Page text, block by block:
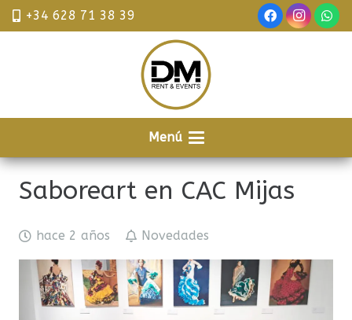
+34 628 71 38 39
Menú
Saboreart en CAC Mijas
hace 2 años Novedades